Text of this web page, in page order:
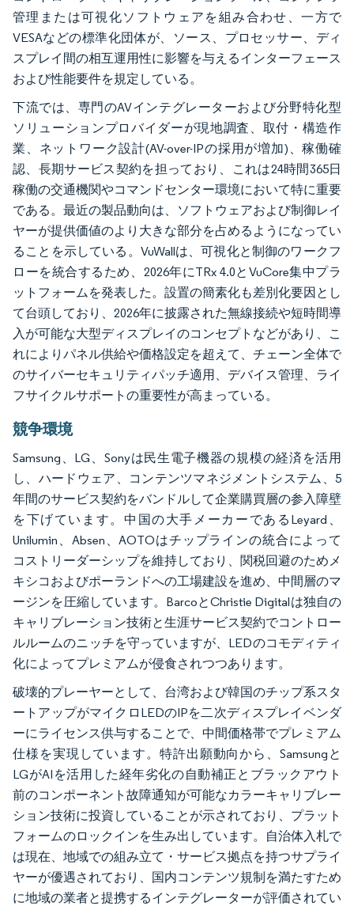
管理または可視化ソフトウェアを組み合わせ、一方で
VESAなどの標準化団体が、ソース、プロセッサー、ディ
スプレイ間の相互運用性に影響を与えるインターフェース
および性能要件を規定している。
下流では、専門のAVインテグレーターおよび分野特化型
ソリューションプロバイダーが現地調査、取付・構造作
業、ネットワーク設計(AV-over-IPの採用が増加)、稼働確
認、長期サービス契約を担っており、これは24時間365日
稼働の交通機関やコマンドセンター環境において特に重要
である。最近の製品動向は、ソフトウェアおよび制御レイ
ヤーが提供価値のより大きな部分を占めるようになってい
ることを示している。VuWallは、可視化と制御のワークフ
ローを統合するため、2026年にTRx 4.0とVuCore集中プラ
ットフォームを発表した。設置の簡素化も差別化要因とし
て台頭しており、2026年に披露された無線接続や短時間導
入が可能な大型ディスプレイのコンセプトなどがあり、こ
れによりパネル供給や価格設定を超えて、チェーン全体で
のサイバーセキュリティパッチ適用、デバイス管理、ライ
フサイクルサポートの重要性が高まっている。
競争環境
Samsung、LG、Sonyは民生電子機器の規模の経済を活用
し、ハードウェア、コンテンツマネジメントシステム、5
年間のサービス契約をバンドルして企業購買層の参入障壁
を下げています。中国の大手メーカーであるLeyard、
Unilumin、Absen、AOTOはチップラインの統合によって
コストリーダーシップを維持しており、関税回避のためメ
キシコおよびポーランドへの工場建設を進め、中間層のマ
ージンを圧縮しています。BarcoとChristie Digitalは独自の
キャリブレーション技術と生涯サービス契約でコントロー
ルルームのニッチを守っていますが、LEDのコモディティ
化によってプレミアムが侵食されつつあります。
破壊的プレーヤーとして、台湾および韓国のチップ系スタ
ートアップがマイクロLEDのIPを二次ディスプレイベンダ
ーにライセンス供与することで、中間価格帯でプレミアム
仕様を実現しています。特許出願動向から、Samsungと
LGがAIを活用した経年劣化の自動補正とブラックアウト
前のコンポーネント故障通知が可能なカラーキャリブレー
ション技術に投資していることが示されており、プラット
フォームのロックインを生み出しています。自治体入札で
は現在、地域での組み立て・サービス拠点を持つサプライ
ヤーが優遇されており、国内コンテンツ規制を満たすため
に地域の業者と提携するインテグレーターが評価されてい